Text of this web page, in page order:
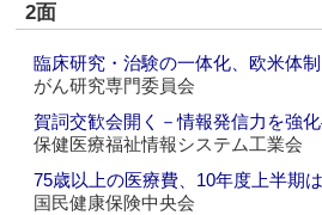
2面
臨床研究・治験の一体化、欧米体
がん研究専門委員会
賀詞交歓会開く－情報発信力を強
保健医療福祉情報システム工業会
75歳以上の医療費、10年度上半期
国民健康保険中央会